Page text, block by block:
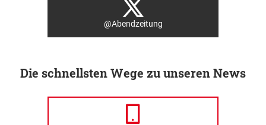
@Abendzeitung
Die schnellsten Wege zu unseren News